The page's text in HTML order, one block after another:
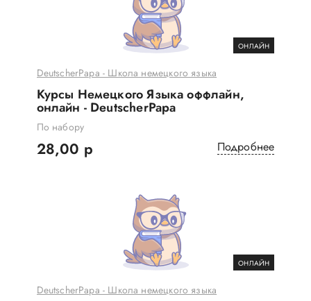
ОНЛАЙН
DeutscherPapa - Школа немецкого языка
Курсы Немецкого Языка оффлайн,
онлайн - DeutscherPapa
По набору
28,00 р Подробнее
ОНЛАЙН
DeutscherPapa - Школа немецкого языка